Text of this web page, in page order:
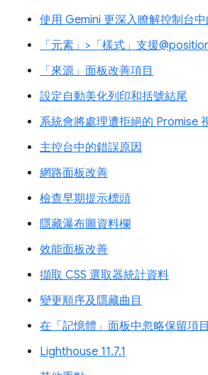
使用 Gemini 更深入瞭解控制台
「元素」>「樣式」支援
「來源」面板改善項目
設定自動美化列印和括號結尾
系統會將處理遭拒絕的 Promise
主控台中的錯誤原因
網路面板改善
檢查早期提示標頭
隱藏瀑布圖資料欄
效能面板改善
擷取 CSS 選取器統計資料
變更順序及隱藏曲目
在「記憶體」面板中忽略保留項目
Lighthouse 11.7.1